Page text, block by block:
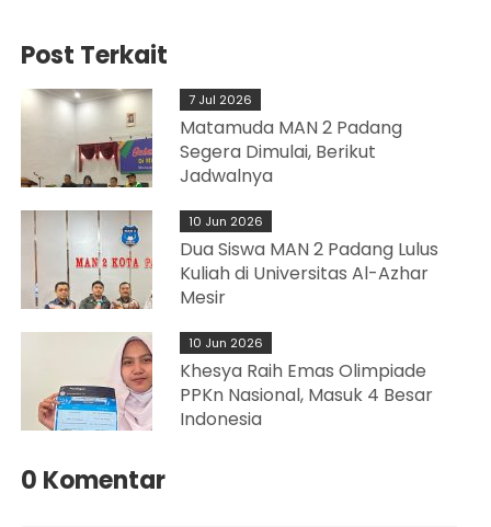
Post Terkait
7 Jul 2026
Matamuda MAN 2 Padang
Segera Dimulai, Berikut
Jadwalnya
10 Jun 2026
Dua Siswa MAN 2 Padang Lulus
Kuliah di Universitas Al-Azhar
Mesir
10 Jun 2026
Khesya Raih Emas Olimpiade
PPKn Nasional, Masuk 4 Besar
Indonesia
0 Komentar